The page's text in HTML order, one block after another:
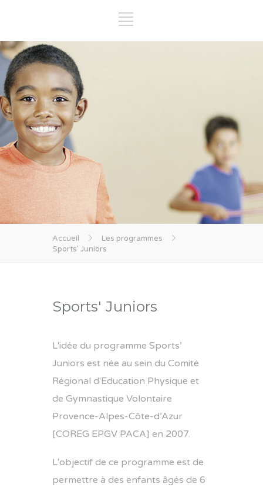
Accueil
Les programmes
Sports' Juniors
Sports' Juniors
L'idée du programme Sports’
Juniors est née au sein du Comité
Régional d'Education Physique et
de Gymnastique Volontaire
Provence-Alpes-Côte-d’Azur
[COREG EPGV PACA] en 2007.
L'objectif de ce programme est de
permettre à des enfants âgés de 6